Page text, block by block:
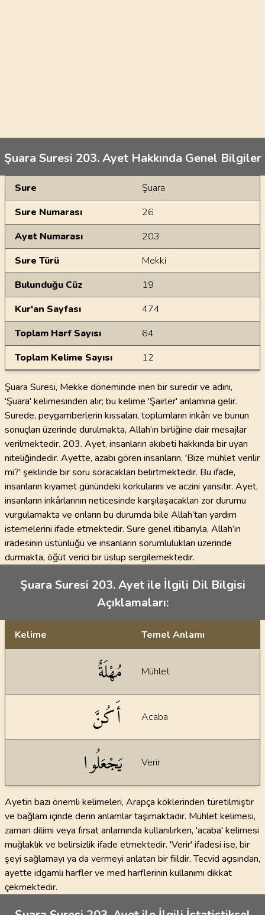
Şuara Suresi 203. Ayet Hakkında Genel Bilgiler
Genel Bilgiler
Sure
Şuara
Sure Numarası
26
Ayet Numarası
203
Sure Türü
Mekki
Bulunduğu Cüz
19
Kur'an Sayfası
474
Toplam Harf Sayısı
64
Toplam Kelime Sayısı
12
Şuara Suresi, Mekke döneminde inen bir suredir ve adını,
'Şuara' kelimesinden alır; bu kelime 'Şairler' anlamına gelir.
Surede, peygamberlerin kıssaları, toplumların inkârı ve bunun
sonuçları üzerinde durulmakta, Allah’ın birliğine dair mesajlar
verilmektedir. 203. Ayet, insanların akıbeti hakkında bir uyarı
niteliğindedir. Ayette, azabı gören insanların, 'Bize mühlet verilir
mi?' şeklinde bir soru soracakları belirtmektedir. Bu ifade,
insanların kıyamet günündeki korkularını ve aczini yansıtır. Ayet,
insanların inkârlarının neticesinde karşılaşacakları zor durumu
vurgulamakta ve onların bu durumda bile Allah’tan yardım
istemelerini ifade etmektedir. Sure genel itibarıyla, Allah’ın
iradesinin üstünlüğü ve insanların sorumlulukları üzerinde
durmakta, öğüt verici bir üslup sergilemektedir.
Şuara Suresi 203. Ayet ile İlgili Dil Bilgisi
Açıklamaları:
Kelime Temel Anlamı
مُهْلَةٌ Mühlet
أَكُنَّ Acaba
يَجْعَلُوا Verir
Ayetin bazı önemli kelimeleri, Arapça köklerinden türetilmiştir
ve bağlam içinde derin anlamlar taşımaktadır. Mühlet kelimesi,
zaman dilimi veya fırsat anlamında kullanılırken, 'acaba' kelimesi
muğlaklık ve belirsizlik ifade etmektedir. 'Verir' ifadesi ise, bir
şeyi sağlamayı ya da vermeyi anlatan bir fiildir. Tecvid açısından,
ayette idgamlı harfler ve med harflerinin kullanımı dikkat
çekmektedir.